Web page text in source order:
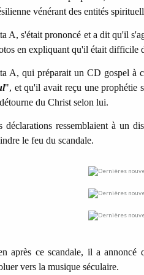
vénérant des entités
A, s'était prononcé et a dit qu'il
en expliquant qu'il était difficile
A, qui préparait un CD gospel à
", et qu'il avait reçu une prophétie
du Christ selon lui.
déclarations ressemblaient à un
le feu du scandale.
après ce scandale, il a annoncé
vers la musique séculaire.